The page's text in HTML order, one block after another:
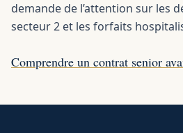
demande de l’attention sur les
secteur 2 et les forfaits
Comprendre un contrat senior